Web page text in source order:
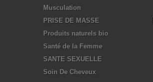
Musculation
PRISE DE MASSE
Produits naturels bio
Santé de la Femme
SANTE SEXUELLE
Soin De Cheveux